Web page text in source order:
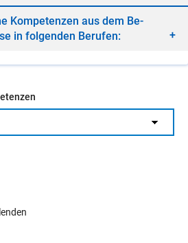
Kom­pe­ten­zen aus dem Be­
in fol­gen­den Be­ru­fen: